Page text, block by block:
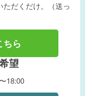
だくだけ。（送っ
ちら
望
18:00